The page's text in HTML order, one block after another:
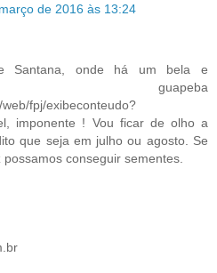
de 2016 às 13:24
Santana, onde há um bela e
guapeba
fpj/exibeconteudo?
imponente ! Vou ficar de olho a
que seja em julho ou agosto. Se
conseguir sementes.